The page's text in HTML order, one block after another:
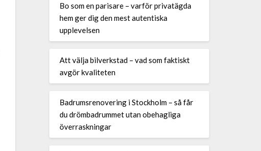
Bo som en parisare – varför privatägda
hem ger dig den mest autentiska
upplevelsen
Att välja bilverkstad – vad som faktiskt
avgör kvaliteten
Badrumsrenovering i Stockholm – så får
du drömbadrummet utan obehagliga
överraskningar